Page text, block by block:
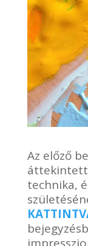
Az előző
technika,